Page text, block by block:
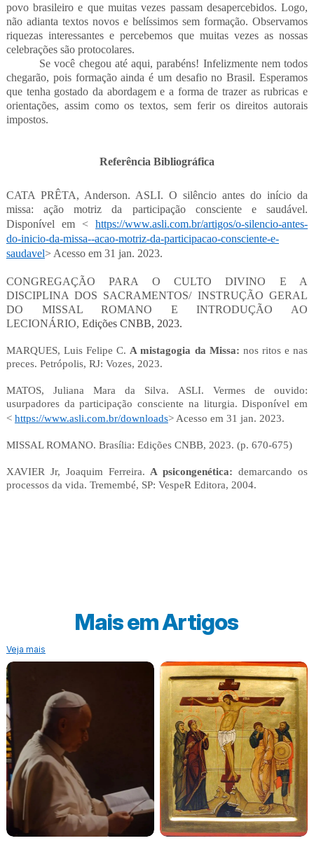
povo brasileiro e que muitas vezes passam desapercebidos. Logo,
não adianta textos novos e belíssimos sem formação. Observamos
riquezas interessantes e percebemos que muitas vezes as nossas
celebrações são protocolares.
Se você chegou até aqui, parabéns! Infelizmente nem todos
chegarão, pois formação ainda é um desafio no Brasil. Esperamos
que tenha gostado da abordagem e a forma de trazer as rubricas e
orientações, assim como os textos, sem ferir os direitos autorais
impostos.
Referência Bibliográfica
CATA PRÊTA, Anderson. ASLI. O silêncio antes do início da
missa: ação motriz da participação consciente e saudável.
Disponível em <https://www.asli.com.br/artigos/o-silencio-antes-
do-inicio-da-missa--acao-motriz-da-participacao-consciente-e-
saudavel> Acesso em 31 jan. 2023.
CONGREGAÇÃO PARA O CULTO DIVINO E A
DISCIPLINA DOS SACRAMENTOS/ INSTRUÇÃO GERAL
DO MISSAL ROMANO E INTRODUÇÃO AO
LECIONÁRIO, Edições CNBB, 2023.
MARQUES, Luis Felipe C. A mistagogia da Missa: nos ritos e nas
preces. Petrópolis, RJ: Vozes, 2023.
MATOS, Juliana Mara da Silva. ASLI. Vermes de ouvido:
usurpadores da participação consciente na liturgia. Disponível em
< https://www.asli.com.br/downloads> Acesso em 31 jan. 2023.
MISSAL ROMANO. Brasília: Edições CNBB, 2023. (p. 670-675)
XAVIER Jr, Joaquim Ferreira. A psicongenética:demarcando os
processos da vida. Tremembé, SP: VespeR Editora, 2004.
Mais emArtigos
Veja mais